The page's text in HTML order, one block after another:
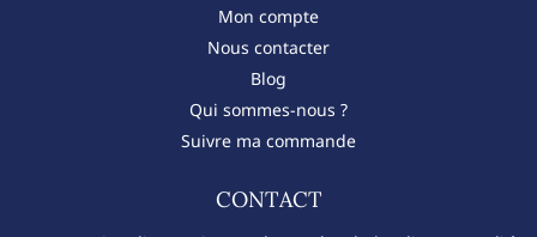
Mon compte
Nous contacter
Blog
Qui sommes-nous ?
Suivre ma commande
CONTACT​